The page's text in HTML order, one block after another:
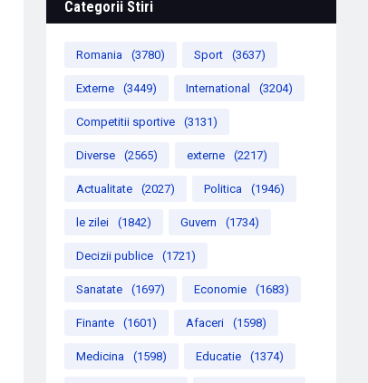
Categorii Stiri
Romania (3780) Sport (3637)
Externe (3449) International (3204)
Competitii sportive (3131)
Diverse (2565) externe (2217)
Actualitate (2027) Politica (1946)
le zilei (1842) Guvern (1734)
Decizii publice (1721)
Sanatate (1697) Economie (1683)
Finante (1601) Afaceri (1598)
Medicina (1598) Educatie (1374)